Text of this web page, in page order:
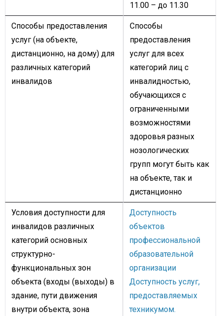
11.00 – до 11.30
Способы предоставления
услуг (на объекте,
дистанционно, на дому) для
различных категорий
инвалидов
Способы
предоставления
услуг для всех
категорий лиц с
инвалидностью,
обучающихся с
ограниченными
возможностями
здоровья разных
нозологических
групп могут быть как
на объекте, так и
дистанционно
Условия доступности для
инвалидов различных
категорий основных
структурно-
функциональных зон
объекта (входы (выходы) в
здание, пути движения
внутри объекта, зона
Доступность
объектов
профессиональной
образовательной
организации
Доступность услуг,
предоставляемых
техникумом.